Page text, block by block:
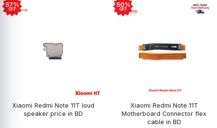
57%
OFF
Xiaomi Redmi Note 11T loud
speaker price in BD
50%
OFF
Xiaomi Redmi Note 11T
Motherboard Connector flex
cable in BD